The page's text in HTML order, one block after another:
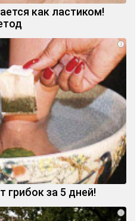
как ластиком!
i
грибок за 5 дней!
i